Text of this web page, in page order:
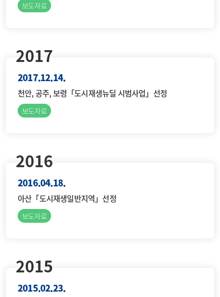
보도자료
2017
2017.12.14.
천안, 공주, 보령「도시재생뉴딜 시범사업」선정
보도자료
2016.04.18.
아산「도시재생일반지역」선정
보도자료
2016
2015
2015.02.23.